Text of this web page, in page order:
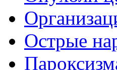
Острые